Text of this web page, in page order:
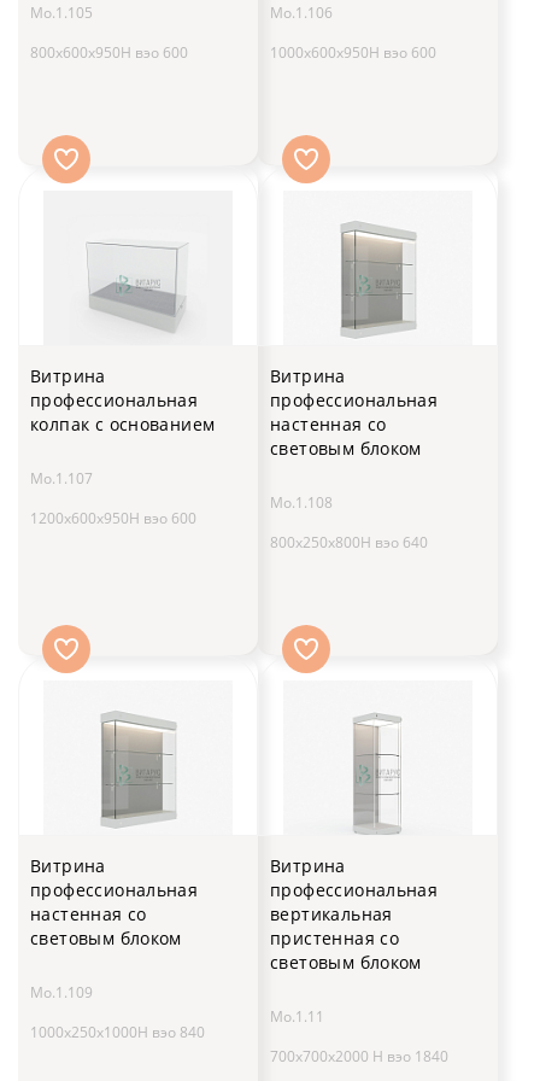
Мо.1.105
800x600x950H вэо 600
Мо.1.106
1000x600x950H вэо 600
Витрина
профессиональная
колпак с основанием
Мо.1.107
1200x600x950H вэо 600
Витрина
профессиональная
настенная со
световым блоком
Мо.1.108
800x250x800H вэо 640
Витрина
профессиональная
настенная со
световым блоком
Мо.1.109
1000x250x1000H вэо 840
Витрина
профессиональная
вертикальная
пристенная со
световым блоком
Мо.1.11
700х700х2000 H вэо 1840